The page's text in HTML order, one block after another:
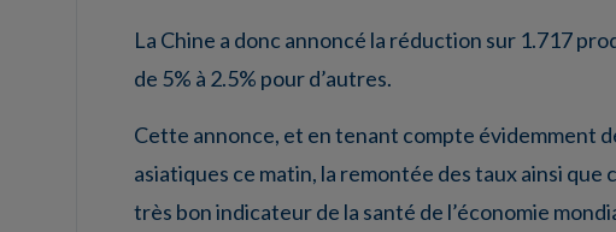
La Chine a donc annoncé la réduction sur 1.717
de 5% à 2.5% pour d’autres.
Cette annonce, et en tenant compte évidemment
asiatiques ce matin, la remontée des taux ainsi
très bon indicateur de la santé de l’économie